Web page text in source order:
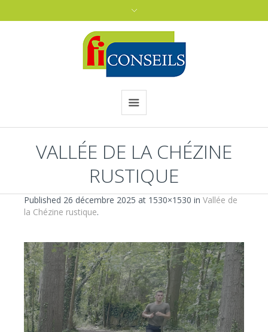
VALLÉE DE LA CHÉZINE
RUSTIQUE
Published 26 décembre 2025 at 1530×1530 in Vallée de
la Chézine rustique.